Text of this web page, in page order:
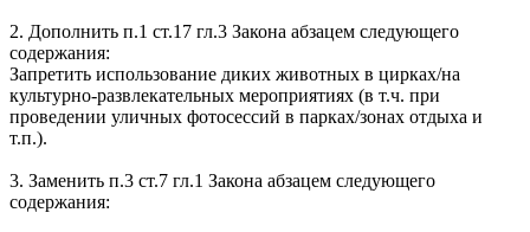
2. Дополнить п.1 ст.17 гл.3 Закона абзацем следующего
содержания:
Запретить использование диких животных в цирках/на
культурно-развлекательных мероприятиях (в т.ч. при
проведении уличных фотосессий в парках/зонах отдыха и
т.п.).
3. Заменить п.3 ст.7 гл.1 Закона абзацем следующего
содержания: